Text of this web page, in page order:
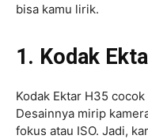
bisa kamu lirik.
1. Kodak
Kodak Ektar H35
Desainnya mirip
fokus atau ISO. Jadi,